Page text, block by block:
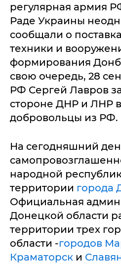
регулярная армия
Раде Украины
сообщали о
техники и
формирования
свою очередь, 28
РФ Сергей Лавров
стороне ДНР и ЛНР
добровольцы из РФ.
На сегодняшний
народной
территории города
Официальная
Донецкой области
территории трех
области -городов
Краматорск и